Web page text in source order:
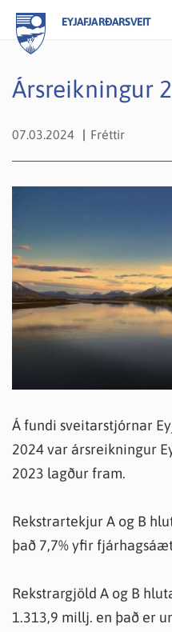
EYJAFJARÐARSVEIT
Ársreikningur
07.03.2024 Fréttir
Á fundi sveitarstjórnar
2024 var ársreikningur
2023 lagður fram.
Rekstrartekjur A og B
það 7,7% yfir
Rekstrargjöld A og B
1.313,9 millj. en það er